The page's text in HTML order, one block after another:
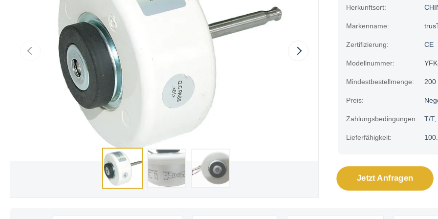
Herkunftsort:
Markenname:
Zertifizierung: CE
Modellnummer:
Mindestbestellmenge: 200
Preis:
Zahlungsbedingungen: T/T,
Lieferfähigkeit:
Jetzt Anfragen